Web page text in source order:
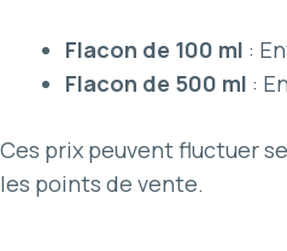
Flacon de 100 ml :
Flacon de 500 ml :
Ces prix peuvent fluctuer
les points de vente.